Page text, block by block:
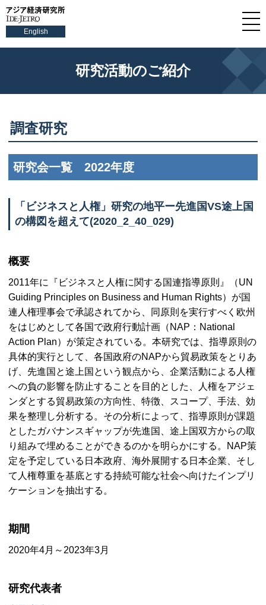
English
研究活動のご紹介
調査研究
研究会一覧 2022年度
「ビジネスと人権」研究の地平ー先進国VS途上国
の構図を超えて(2020_2_40_029)
概要
2011年に『ビジネスと人権に関する国連指導原則』（UN
Guiding Principles on Business and Human Rights）が国
連人権理事会で承認されてから、同原則を実行すべく欧州
をはじめとして各国で政府行動計画（ NAP：National
Action Plan）が策定されている。本研究では、指導原則の
具体的実行として、各国政府のNAPから貿易政策をとりあ
げ、先進国と途上国という観点から、企業活動による人権
への負の影響を防止することを目的とした、人権をアジェ
ンダとする貿易政策の方向性、特徴、スコープ、手法、効
果を整理し分析する。その分析によって、指導原則が課題
としたガバナンスギャップが先進国、途上国双方からの取
り組みで埋めることができるのかを明らかにする。
NAP策
定を予定している日本政府、海外展開する日本企業、そし
て人権尊重を基底とする持続可能な社会へ向けたインプリ
ケーションを抽出する。
期間
2020年4月～2023年3月
研究代表者